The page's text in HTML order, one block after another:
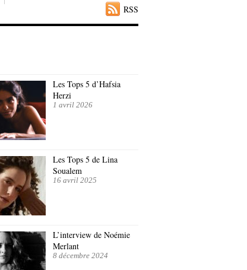
RSS
Les Tops 5 d’Hafsia
Herzi
1 avril 2026
Les Tops 5 de Lina
Soualem
16 avril 2025
L’interview de Noémie
Merlant
8 décembre 2024